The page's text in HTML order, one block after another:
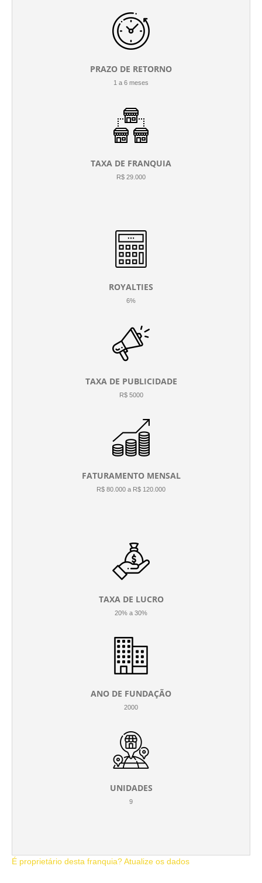
PRAZO DE RETORNO
1 a 6 meses
TAXA DE FRANQUIA
R$ 29.000
ROYALTIES
6%
TAXA DE PUBLICIDADE
R$ 5000
FATURAMENTO MENSAL
R$ 80.000 a R$ 120.000
TAXA DE LUCRO
20% a 30%
ANO DE FUNDAÇÃO
2000
UNIDADES
9
É proprietário desta franquia? Atualize os dados